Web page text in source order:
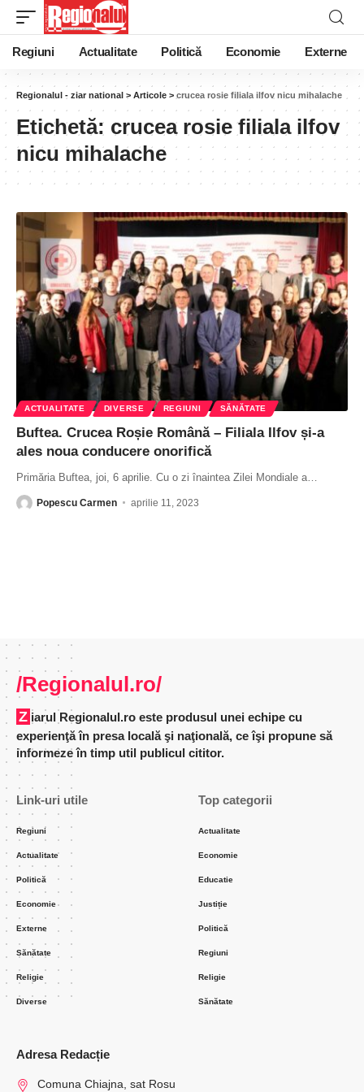
Regiuni Actualitate Politică Economie Externe
Regionalul - ziar national > Articole > crucea rosie filiala ilfov nicu mihalache
Etichetă: crucea rosie filiala ilfov
nicu mihalache
ACTUALITATE DIVERSE REGIUNI SĂNĂTATE
Buftea. Crucea Roșie Română – Filiala Ilfov și-a
ales noua conducere onorifică
Primăria Buftea, joi, 6 aprilie. Cu o zi înaintea Zilei Mondiale a
Popescu Carmen aprilie 11, 2023
/Regionalul.ro/
Ziarul Regionalul.ro este produsul unei echipe cu
experienţă în presa locală şi naţională, ce îşi propune să
informeze în timp util publicul cititor.
Link-uri utile
Regiuni
Actualitate
Politică
Economie
Externe
Sănătate
Religie
Diverse
Top categorii
Actualitate
Economie
Educatie
Justiție
Politică
Regiuni
Religie
Sănătate
Adresa Redacție
Comuna Chiajna, sat Rosu